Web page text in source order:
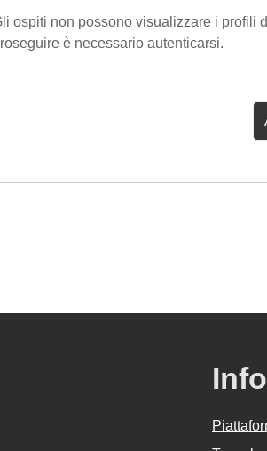
ospiti non possono visualizzare i profili
è necessario autenticarsi.
Info